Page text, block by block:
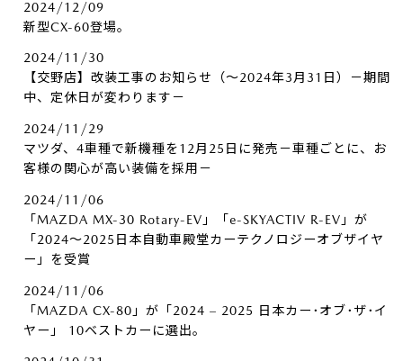
2024/12/09
新型CX-60登場。
2024/11/30
【交野店】改装工事のお知らせ（～2024年3月31日）－期間
中、定休日が変わります－
2024/11/29
マツダ、4車種で新機種を12月25日に発売－車種ごとに、お
客様の関心が高い装備を採用－
2024/11/06
「MAZDA MX-30 Rotary-EV」「e-SKYACTIV R-EV」が
「2024～2025日本自動車殿堂カーテクノロジーオブザイヤ
ー」を受賞
2024/11/06
「MAZDA CX-80」が「2024 – 2025 日本カー･オブ･ザ･イ
ヤー」 10ベストカーに選出。